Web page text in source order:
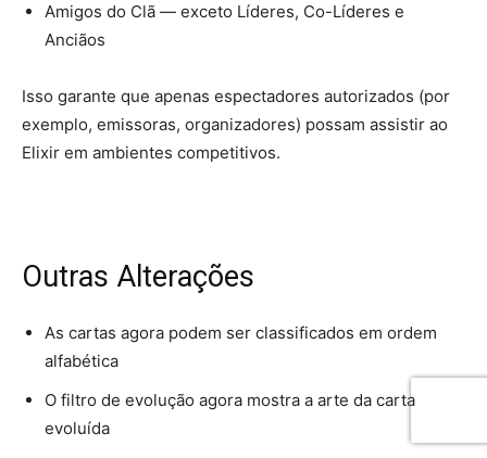
Amigos do Clã — exceto Líderes, Co-Líderes e
Anciãos
Isso garante que apenas espectadores autorizados (por
exemplo, emissoras, organizadores) possam assistir ao
Elixir em ambientes competitivos.
Outras Alterações
As cartas agora podem ser classificados em ordem
alfabética
O filtro de evolução agora mostra a arte da carta
evoluída